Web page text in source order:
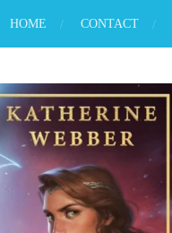
HOME CONTACT